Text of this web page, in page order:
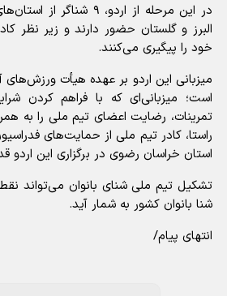
در این مرحله از اردو، ۹
البرز و گلستان حضور دارند و زیر نظر
خود را پیگیری می‌کنند.
میزبانی این اردو بر عهده هیأت
است؛ میزبانی‌ای که با فراهم کردن
تمرینات، رضایت اعضای تیم ملی را به
راستا، کادر تیم ملی از حمایت‌های
استان خراسان رضوی در برگزاری این اردو
تشکیل تیم ملی شنای بانوان می‌تواند
شنا بانوان کشور به شمار آید.
انتهای پیام/